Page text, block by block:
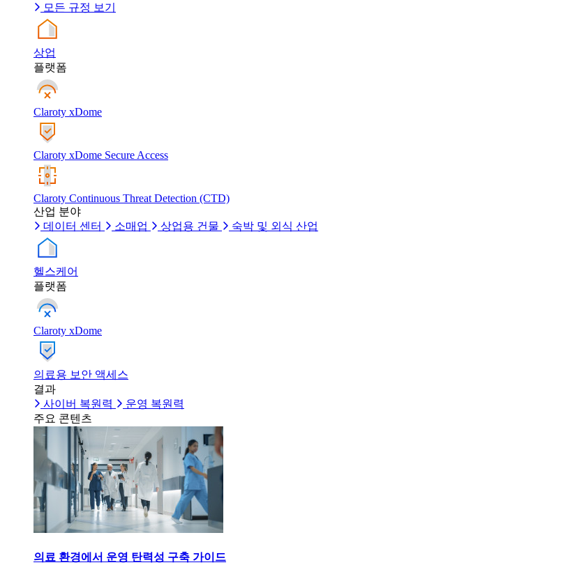
모든 규정 보기
상업
플랫폼
Claroty xDome
Claroty xDome Secure Access
Claroty Continuous Threat Detection (CTD)
산업 분야
데이터 센터
소매업 상업용 건물 숙박 및 외식 산업
헬스케어
플랫폼
Claroty xDome
의료용 보안 액세스
결과
사이버 복원력
운영 복원력
주요 콘텐츠
의료 환경에서 운영 탄력성 구축 가이드